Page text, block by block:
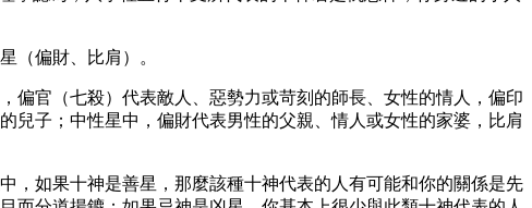
（偏財、比肩）。
偏官（七殺）代表敵人、惡勢力或苛刻的師長、女性的情人，偏印
兒子；中性星中，偏財代表男性的父親、情人或女性的家婆，比肩
，如果十神是善星，那麼該種十神代表的人有可能和你的關係是先